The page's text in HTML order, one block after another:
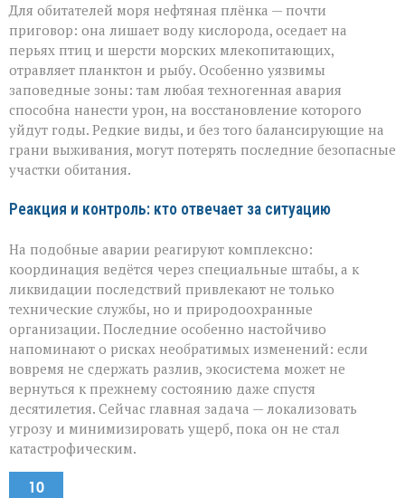
Для обитателей моря нефтяная плёнка — почти
приговор: она лишает воду кислорода, оседает на
перьях птиц и шерсти морских млекопитающих,
отравляет планктон и рыбу. Особенно уязвимы
заповедные зоны: там любая техногенная авария
способна нанести урон, на восстановление которого
уйдут годы. Редкие виды, и без того балансирующие на
грани выживания, могут потерять последние безопасные
участки обитания.
Реакция и контроль: кто отвечает за ситуацию
На подобные аварии реагируют комплексно:
координация ведётся через специальные штабы, а к
ликвидации последствий привлекают не только
технические службы, но и природоохранные
организации. Последние особенно настойчиво
напоминают о рисках необратимых изменений: если
вовремя не сдержать разлив, экосистема может не
вернуться к прежнему состоянию даже спустя
десятилетия. Сейчас главная задача — локализовать
угрозу и минимизировать ущерб, пока он не стал
катастрофическим.
10